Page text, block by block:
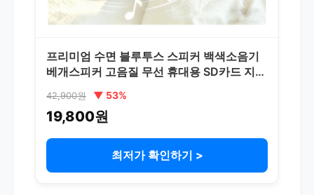
프리미엄 수면 블루투스 스피커 백색소음기
베개스피커 고음질 무선 휴대용 SD카드 지
42,900원 ▼ 53%
19,800원
최저가 확인하기 >